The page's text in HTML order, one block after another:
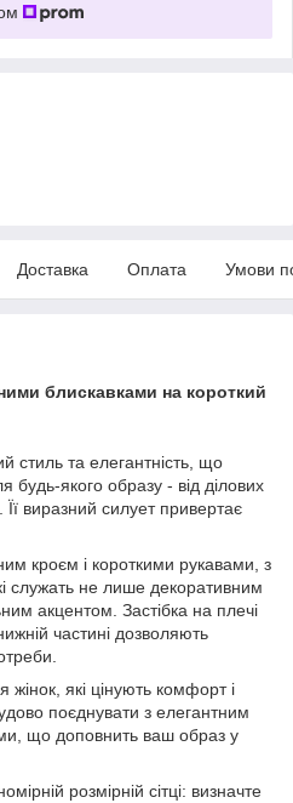
Доставка Оплата Умови
блискавками на короткий
стиль та елегантність, що
будь-якого образу - від ділових
Її виразний силует привертає
кроєм і короткими рукавами, з
служать не лише декоративним
акцентом. Застібка на плечі
частині дозволяють
жінок, які цінують комфорт і
поєднувати з елегантним
що доповнить ваш образ у
розмірній сітці: визначте